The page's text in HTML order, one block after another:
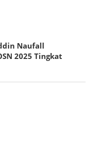
Naufall
2025 Tingkat